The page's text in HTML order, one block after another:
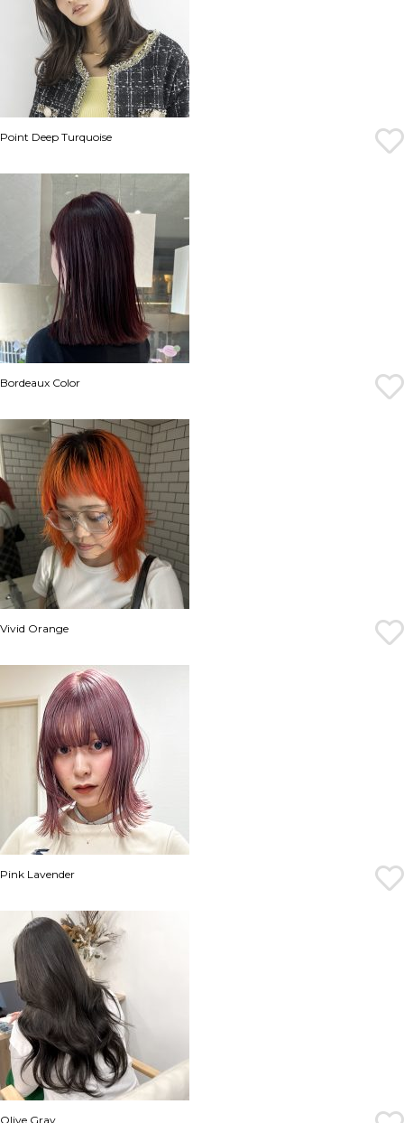
Point Deep Turquoise
Bordeaux Color
Vivid Orange
Pink Lavender
Olive Gray